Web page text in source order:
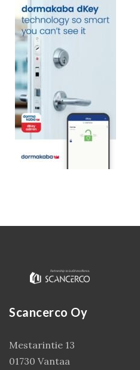
Scancerco Oy
Mestarintie 13
01730 Vantaa